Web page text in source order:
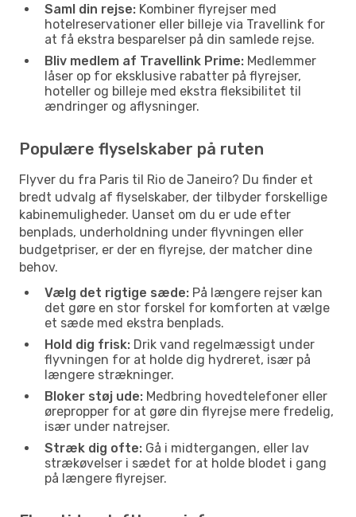
Saml din rejse: Kombiner flyrejser med
hotelreservationer eller billeje via Travellink for
at få ekstra besparelser på din samlede rejse.
Bliv medlem af Travellink Prime: Medlemmer
låser op for eksklusive rabatter på flyrejser,
hoteller og billeje med ekstra fleksibilitet til
ændringer og aflysninger.
Populære flyselskaber på ruten
Flyver du fra Paris til Rio de Janeiro? Du finder et
bredt udvalg af flyselskaber, der tilbyder forskellige
kabinemuligheder. Uanset om du er ude efter
benplads, underholdning under flyvningen eller
budgetpriser, er der en flyrejse, der matcher dine
behov.
Vælg det rigtige sæde: På længere rejser kan
det gøre en stor forskel for komforten at vælge
et sæde med ekstra benplads.
Hold dig frisk: Drik vand regelmæssigt under
flyvningen for at holde dig hydreret, især på
længere strækninger.
Bloker støj ude: Medbring hovedtelefoner eller
ørepropper for at gøre din flyrejse mere fredelig,
især under natrejser.
Stræk dig ofte: Gå i midtergangen, eller lav
strækøvelser i sædet for at holde blodet i gang
på længere flyrejser.